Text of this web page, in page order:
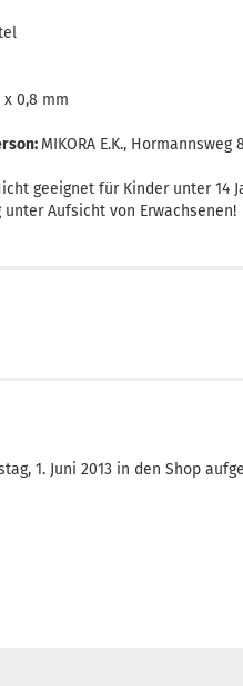
x 0,8 mm
MIKORA E.K.,
geeignet für Kinder unter 14
unter Aufsicht von Erwachsenen!
1. Juni 2013 in den Shop